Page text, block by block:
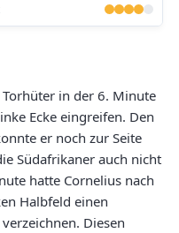
in der 6. Minute
Ecke eingreifen. Den
er noch zur Seite
Südafrikaner auch nicht
hatte Cornelius nach
Halbfeld einen
Diesen